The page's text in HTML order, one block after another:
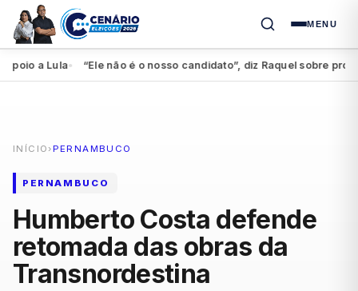
MENU
a Lula “Ele não é o nosso candidato”, diz Raquel sobre projeto
INÍCIO › PERNAMBUCO
PERNAMBUCO
Humberto Costa defende
retomada das obras da
Transnordestina